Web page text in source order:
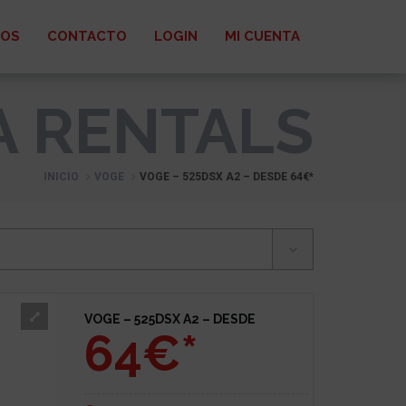
CONTACTO LOGIN MI CUENTA
RENTALS
INICIO VOGE VOGE – 525DSX A2 – DESDE 64€*
VOGE – 525DSX A2 – DESDE
64€*